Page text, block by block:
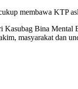
membawa KTP
Bina Mental
masyarakat dan